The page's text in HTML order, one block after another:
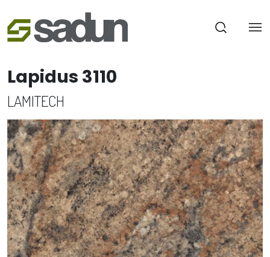
Lapidus 3110
LAMITECH